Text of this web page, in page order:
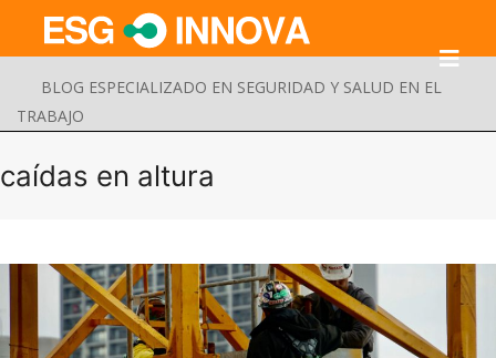
BLOG ESPECIALIZADO EN SEGURIDAD Y SALUD EN EL
TRABAJO
caídas en altura